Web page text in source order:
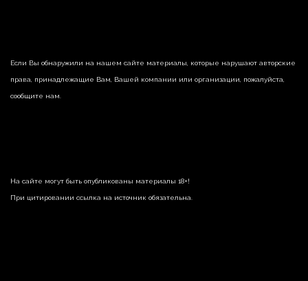
Если Вы обнаружили на нашем сайте материалы, которые нарушают авторские
права, принадлежащие Вам, Вашей компании или организации, пожалуйста,
сообщите нам.
На сайте могут быть опубликованы материалы 18+!
При цитировании ссылка на источник обязательна.